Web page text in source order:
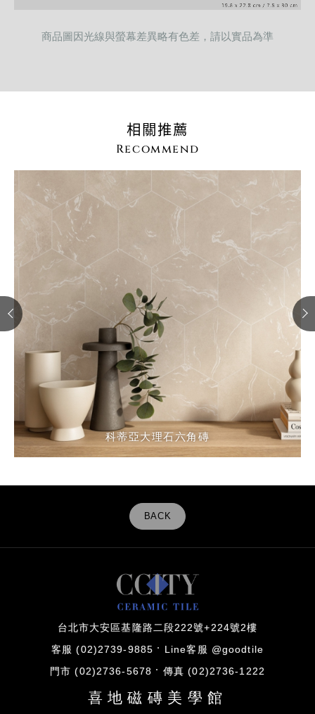
商品圖因光線與螢幕差異略有色差，請以實品為準
相關推薦
Recommend
科蒂亞大理石六角磚
科蒂亞大理石六角磚
科蒂亞大理石六角磚
科蒂亞大理石六角磚
BACK
台北市大安區基隆路二段222號+224號2樓
客服 (02)2739-9885 Line客服 @goodtile
門市 (02)2736-5678 傳真 (02)2736-1222
喜地磁磚美學館